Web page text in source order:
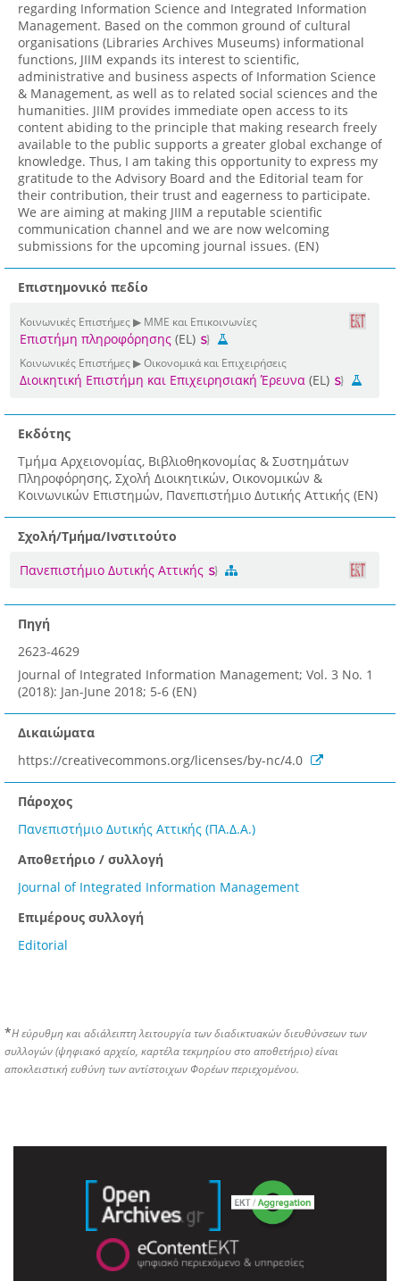
regarding Information Science and Integrated Information
Management. Based on the common ground of cultural
organisations (Libraries Archives Museums) informational
functions, JIIM expands its interest to scientific,
administrative and business aspects of Information Science
& Management, as well as to related social sciences and the
humanities. JIIM provides immediate open access to its
content abiding to the principle that making research freely
available to the public supports a greater global exchange of
knowledge. Thus, I am taking this opportunity to express my
gratitude to the Advisory Board and the Editorial team for
their contribution, their trust and eagerness to participate.
We are aiming at making JIIM a reputable scientific
communication channel and we are now welcoming
submissions for the upcoming journal issues. (EN)
Επιστημονικό πεδίο
Κοινωνικές Επιστήμες ▶ ΜΜΕ και Επικοινωνίες
Επιστήμη πληροφόρησης (EL)
Κοινωνικές Επιστήμες ▶ Οικονομικά και Επιχειρήσεις
Διοικητική Επιστήμη και Επιχειρησιακή Έρευνα (EL)
Εκδότης
Τμήμα Αρχειονομίας, Βιβλιοθηκονομίας & Συστημάτων
Πληροφόρησης, Σχολή Διοικητικών, Οικονομικών &
Κοινωνικών Επιστημών, Πανεπιστήμιο Δυτικής Αττικής (EN)
Σχολή/Τμήμα/Ινστιτούτο
Πανεπιστήμιο Δυτικής Αττικής
Πηγή
2623-4629
Journal of Integrated Information Management; Vol. 3 No. 1
(2018): Jan-June 2018; 5-6 (EN)
Δικαιώματα
https://creativecommons.org/licenses/by-nc/4.0
Πάροχος
Πανεπιστήμιο Δυτικής Αττικής (ΠΑ.Δ.Α.)
Αποθετήριο / συλλογή
Journal of Integrated Information Management
Επιμέρους συλλογή
Editorial
*Η εύρυθμη και αδιάλειπτη λειτουργία των διαδικτυακών διευθύνσεων των
συλλογών (ψηφιακό αρχείο, καρτέλα τεκμηρίου στο αποθετήριο) είναι
αποκλειστική ευθύνη των αντίστοιχων Φορέων περιεχομένου.